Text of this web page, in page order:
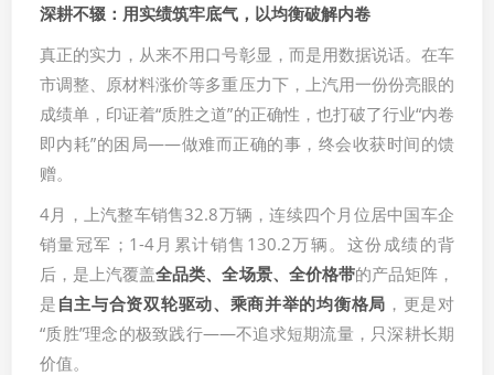
深耕不辍：用实绩筑牢底气，以均衡破解内卷
真正的实力，从来不用口号彰显，而是用数据说话。在车
市调整、原材料涨价等多重压力下，上汽用一份份亮眼的
成绩单，印证着“质胜之道”的正确性，也打破了行业“内卷
即内耗”的困局——做难而正确的事，终会收获时间的馈
赠。
4月，上汽整车销售32.8万辆，连续四个月位居中国车企
销量冠军；1-4月累计销售130.2万辆。这份成绩的背
后，是上汽覆盖全品类、全场景、全价格带的产品矩阵，
是 自主与合资双轮驱动、乘商并举的均衡格局 ，更是对
“质胜”理念的极致践行——不追求短期流量，只深耕长期
价值。